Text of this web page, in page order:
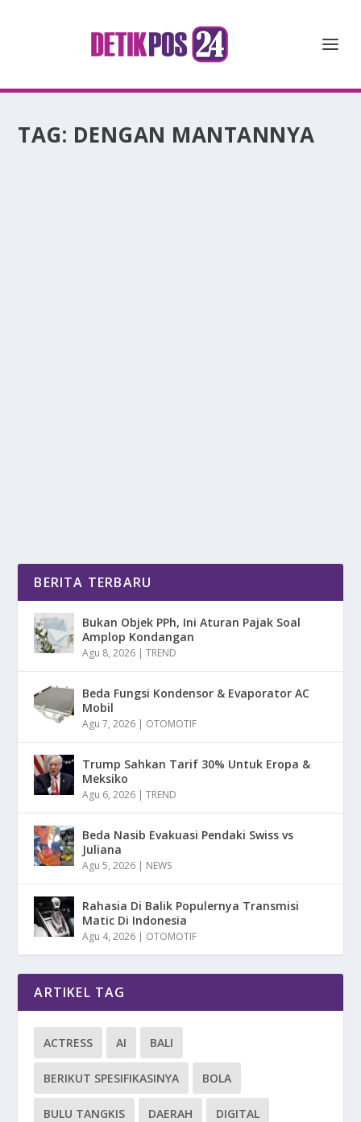
TAG: DENGAN MANTANNYA
BERITA TERBARU
Bukan Objek PPh, Ini Aturan Pajak Soal
Amplop Kondangan
Agu 8, 2026 |TREND
Beda Fungsi Kondensor & Evaporator AC
Mobil
Agu 7, 2026 | OTOMOTIF
Trump Sahkan Tarif 30% Untuk Eropa &
Meksiko
Agu 6, 2026 |TREND
Beda Nasib Evakuasi Pendaki Swiss vs
Juliana
Agu 5, 2026 | NEWS
Rahasia Di Balik Populernya Transmisi
Matic Di Indonesia
Agu 4, 2026 | OTOMOTIF
ARTIKEL TAG
ACTRESS AI BALI
BERIKUT SPESIFIKASINYA BOLA
BULU TANGKIS DAERAH DIGITAL